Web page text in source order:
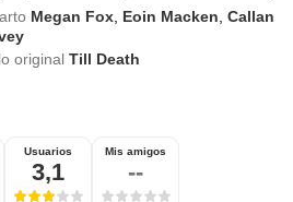
Megan Fox Eoin Macken ,Callan
originalTill Death
Usuarios
3,1
Mis amigos
--